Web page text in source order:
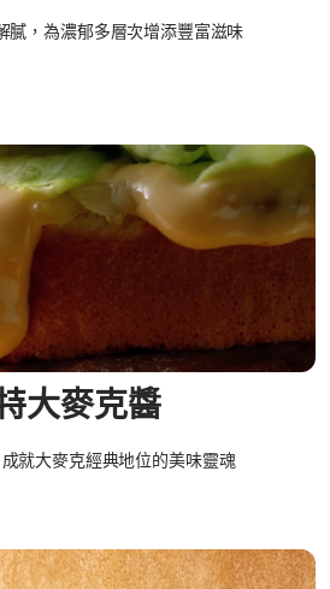
膩，為濃郁多層次增添豐富滋味
大麥克醬
就大麥克經典地位的美味靈魂